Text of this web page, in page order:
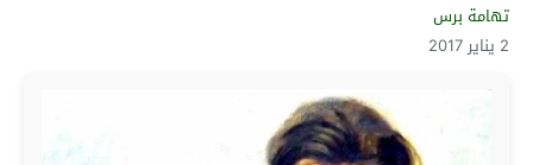
تهامة برس
2 يناير 2017